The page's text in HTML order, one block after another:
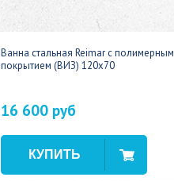
Ванна стальная Reimar с полимерным
покрытием (ВИЗ) 120x70
16 600 руб